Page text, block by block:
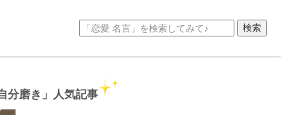
分磨き」人気記事